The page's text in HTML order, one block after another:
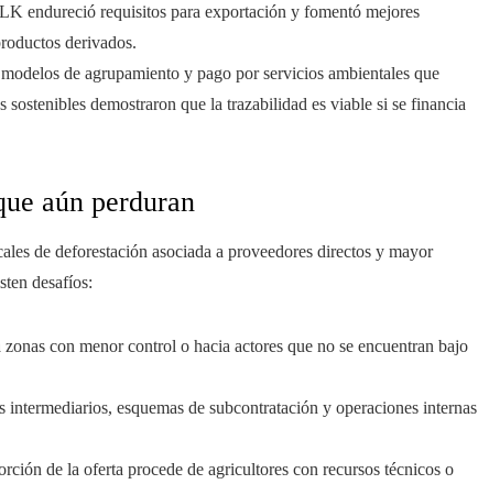
endureció requisitos para exportación y fomentó mejores
derivados.
de agrupamiento y pago por servicios ambientales que
demostraron que la trazabilidad es viable si se financia
aún perduran
de deforestación asociada a proveedores directos y mayor
desafíos:
con menor control o hacia actores que no se encuentran bajo
intermediarios, esquemas de subcontratación y operaciones internas
de la oferta procede de agricultores con recursos técnicos o